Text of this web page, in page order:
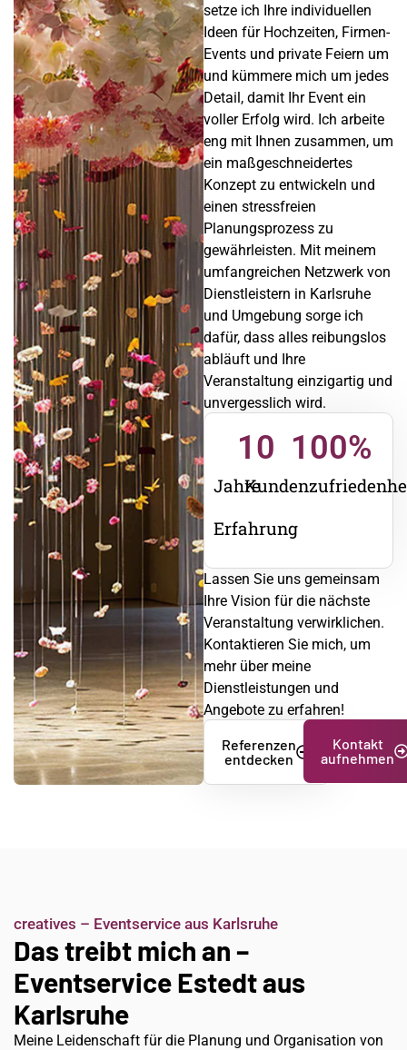
setze ich Ihre individuellen
Ideen für Hochzeiten, Firmen-
Events und private Feiern um
und kümmere mich um jedes
Detail, damit Ihr Event ein
voller Erfolg wird. Ich arbeite
eng mit Ihnen zusammen, um
ein maßgeschneidertes
Konzept zu entwickeln und
einen stressfreien
Planungsprozess zu
gewährleisten. Mit meinem
umfangreichen Netzwerk von
Dienstleistern in Karlsruhe
und Umgebung sorge ich
dafür, dass alles reibungslos
abläuft und Ihre
Veranstaltung einzigartig und
unvergesslich wird.
Jahre
Erfahrung
10 100%
Lassen Sie uns gemeinsam
Ihre Vision für die nächste
Veranstaltung verwirklichen.
Kontaktieren Sie mich, um
mehr über meine
Dienstleistungen und
Angebote zu erfahren!
Referenzen
entdecken
Kontakt
aufnehmen
creatives – Eventservice aus Karlsruhe
Das treibt mich an –
Eventservice Estedt aus
Karlsruhe
Meine Leidenschaft für die Planung und Organisation von